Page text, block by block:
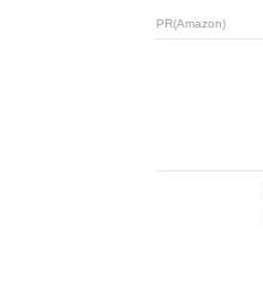
PR(Amazon)